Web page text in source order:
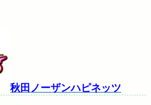
秋田ノーザンハピネッツ